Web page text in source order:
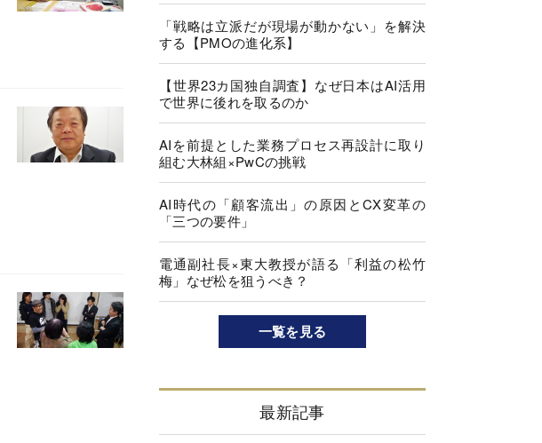
「戦略は立派だが現場が動かない」を解決
する【PMOの進化系】
【世界23カ国独自調査】なぜ日本はAI活用
で世界に後れを取るのか
AIを前提とした業務プロセス再設計に取り
組む大林組×PwCの挑戦
AI時代の「顧客流出」の原因とCX変革の
「三つの要件」
電通副社長×東大教授が語る「利益の松竹
梅」なぜ松を狙うべき？
一覧を見る
最新記事